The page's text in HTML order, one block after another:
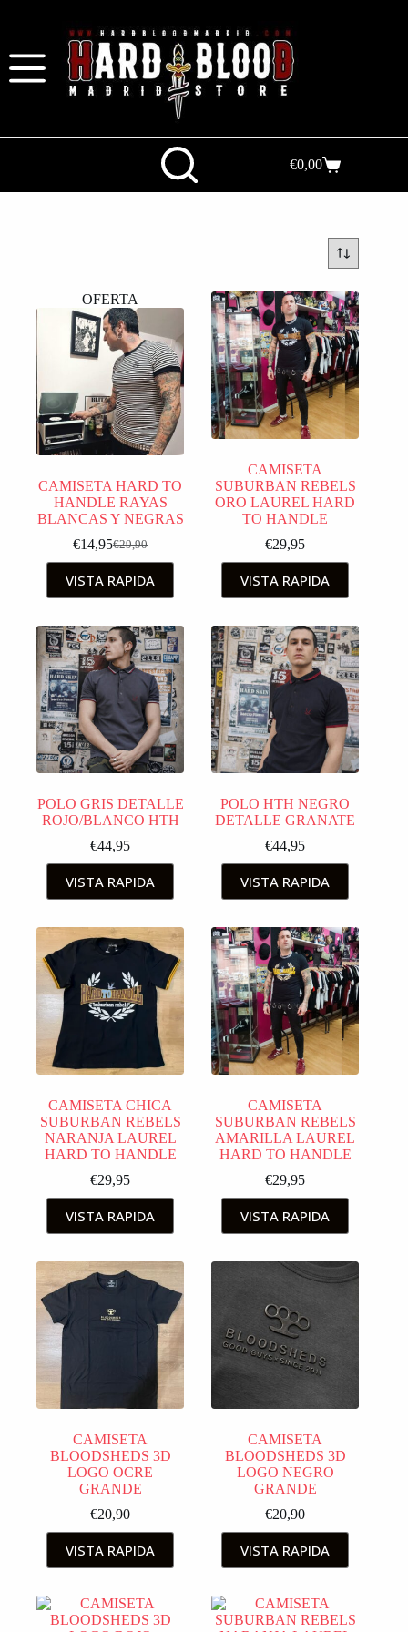
€0,00
OFERTA
CAMISETA HARD TO
HANDLE RAYAS
BLANCAS Y NEGRAS
€29,90
€14,95
VISTA RAPIDA
CAMISETA
SUBURBAN REBELS
ORO LAUREL HARD
TO HANDLE
€29,95
VISTA RAPIDA
POLO GRIS DETALLE
ROJO/BLANCO HTH
€44,95
VISTA RAPIDA
POLO HTH NEGRO
DETALLE GRANATE
€44,95
VISTA RAPIDA
CAMISETA CHICA
SUBURBAN REBELS
NARANJA LAUREL
HARD TO HANDLE
€29,95
VISTA RAPIDA
CAMISETA
SUBURBAN REBELS
AMARILLA LAUREL
HARD TO HANDLE
€29,95
VISTA RAPIDA
CAMISETA
BLOODSHEDS 3D
LOGO OCRE
GRANDE
€20,90
VISTA RAPIDA
CAMISETA
BLOODSHEDS 3D
LOGO NEGRO
GRANDE
€20,90
VISTA RAPIDA